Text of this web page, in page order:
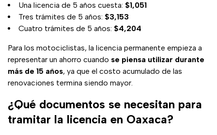
Una licencia de 5 años cuesta: $1,051
Tres trámites de 5 años: $3,153
Cuatro trámites de 5 años: $4,204
Para los motociclistas, la licencia permanente empieza a
representar un ahorro cuando se piensa utilizar durante
más de 15 años, ya que el costo acumulado de las
renovaciones termina siendo mayor.
¿Qué documentos se necesitan para
tramitar la licencia en Oaxaca?